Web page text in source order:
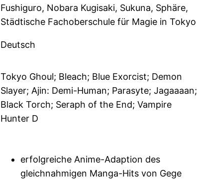
Fushiguro, Nobara Kugisaki, Sukuna, Sphäre,
Städtische Fachoberschule für Magie in Tokyo
Deutsch
Tokyo Ghoul; Bleach; Blue Exorcist; Demon
Slayer; Ajin: Demi-Human; Parasyte; Jagaaaan;
Black Torch; Seraph of the End; Vampire
Hunter D
erfolgreiche Anime-Adaption des
gleichnahmigen Manga-Hits von Gege